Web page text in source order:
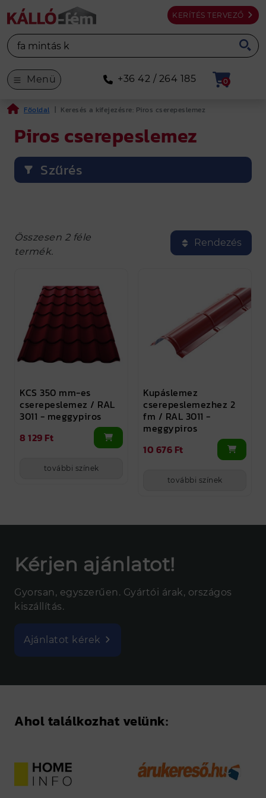
KERÍTÉS TERVEZŐ
Menü +36 42 / 264 185 0
Főoldal | Keresés a kifejezésre: Piros cserepeslemez
Piros cserepeslemez
Szűrés
Összesen 2 féle
termék.
Rendezés
KCS 350 mm-es
cserepeslemez / RAL
3011 - meggypiros
8 129 Ft
további színek
Kupáslemez
cserepeslemezhez 2
fm / RAL 3011 -
meggypiros
10 676 Ft
további színek
Kérjen ajánlatot!
Gyorsan, egyszerűen. Gyártói árak, országos
kiszállítás.
Ajánlatot kérek
Ahol találkozhat velünk: